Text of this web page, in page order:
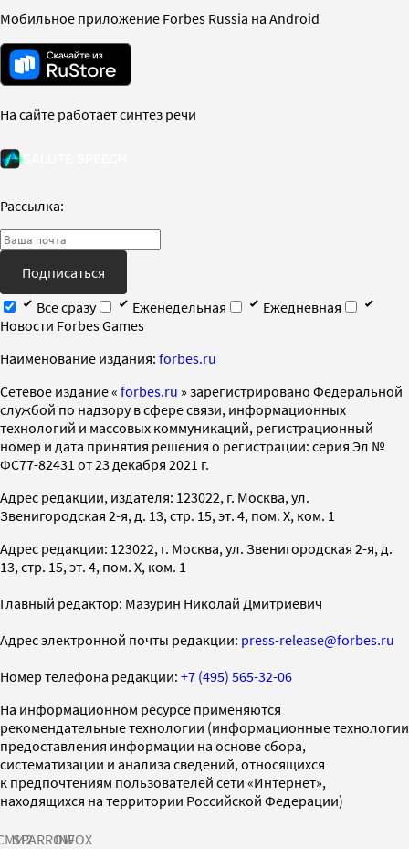
Мобильное приложение Forbes Russia на Android
На сайте работает синтез речи
Рассылка:
Подписаться
Все сразу
Еженедельная
Ежедневная
Новости Forbes Games
Наименование издания: forbes.ru
Cетевое издание « forbes.ru » зарегистрировано Федеральной
службой по надзору в сфере связи, информационных
технологий и массовых коммуникаций, регистрационный
номер и дата принятия решения о регистрации: серия Эл №
ФС77-82431 от 23 декабря 2021 г.
Адрес редакции, издателя: 123022, г. Москва, ул.
Звенигородская 2-я, д. 13, стр. 15, эт. 4, пом. X, ком. 1
Адрес редакции: 123022, г. Москва, ул. Звенигородская 2-я, д.
13, стр. 15, эт. 4, пом. X, ком. 1
Главный редактор: Мазурин Николай Дмитриевич
Адрес электронной почты редакции: press-release@forbes.ru
Номер телефона редакции: +7 (495) 565-32-06
На информационном ресурсе применяются
рекомендательные технологии (информационные технологии
предоставления информации на основе сбора,
систематизации и анализа сведений, относящихся
к предпочтениям пользователей сети «Интернет»,
находящихся на территории Российской Федерации)
SPARROWINFOX